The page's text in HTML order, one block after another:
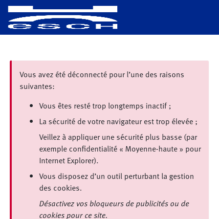
Vous avez été déconnecté pour l’une des raisons
suivantes:
Vous êtes resté trop longtemps inactif ;
La sécurité de votre navigateur est trop élevée ;
Veillez à appliquer une sécurité plus basse (par
exemple confidentialité « Moyenne-haute » pour
Internet Explorer).
Vous disposez d’un outil perturbant la gestion
des cookies.
Désactivez vos bloqueurs de publicités ou de
cookies pour ce site.